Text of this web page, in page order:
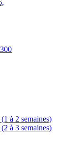
à 2 semaines)
à 3 semaines)